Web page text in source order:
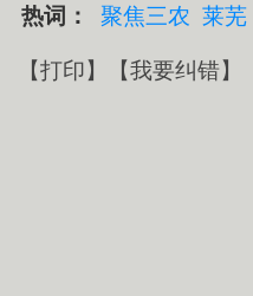
热词： 聚焦三农 莱芜
【打印】【我要纠错】